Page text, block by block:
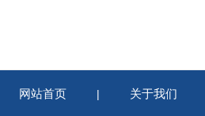
网站首页 | 关于我们